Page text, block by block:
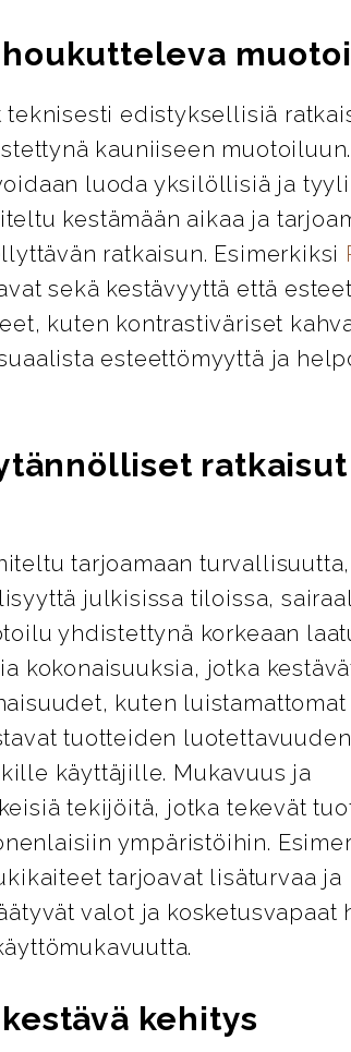
teknisesti edistyksellisiä
kauniiseen
luoda yksilöllisiä ja
kestämään aikaa ja
ratkaisun. Esimerkiksi
sekä kestävyyttä että
kuten kontrastiväriset
esteettömyyttä ja
ratkaisut
tarjoamaan turvallisuutta,
julkisissa tiloissa,
yhdistettynä korkeaan
kokonaisuuksia, jotka
kuten
tuotteiden
käyttäjille. Mukavuus ja
tekijöitä, jotka tekevät
ympäristöihin.
tarjoavat lisäturvaa ja
valot ja kosketusvapaat
kehitys